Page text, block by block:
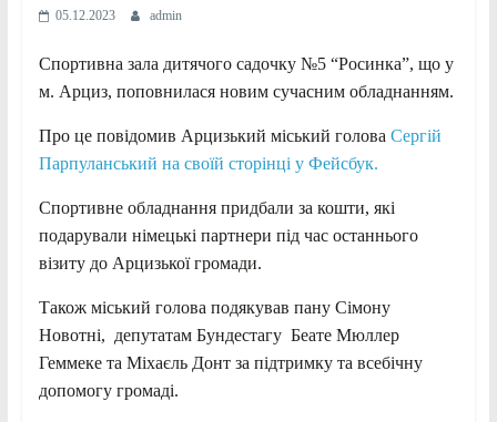
05.12.2023 admin
Спортивна зала дитячого садочку №5 “Росинка”, що у
м. Арциз, поповнилася новим сучасним обладнанням.
Про це повідомив Арцизький міський голова Сергій
Парпуланський на своїй сторінці у Фейсбук.
Спортивне обладнання придбали за кошти, які
подарували німецькі партнери під час останнього
візиту до Арцизької громади.
Також міський голова подякував пану Сімону
Новотні, депутатам Бундестагу Беате Мюллер
Геммеке та Міхаєль Донт за підтримку та всебічну
допомогу громаді.